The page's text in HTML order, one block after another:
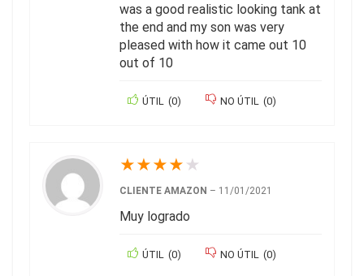
was a good realistic looking tank at
the end and my son was very
pleased with how it came out 10
out of 10
ÚTIL (0) NO ÚTIL (0)
★★★★ ★
CLIENTE AMAZON – 11/01/2021
Muy logrado
ÚTIL (0) NO ÚTIL (0)